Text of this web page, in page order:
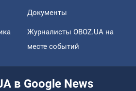
Документы
Журналисты OBOZ.UA на
месте событий
в Google News